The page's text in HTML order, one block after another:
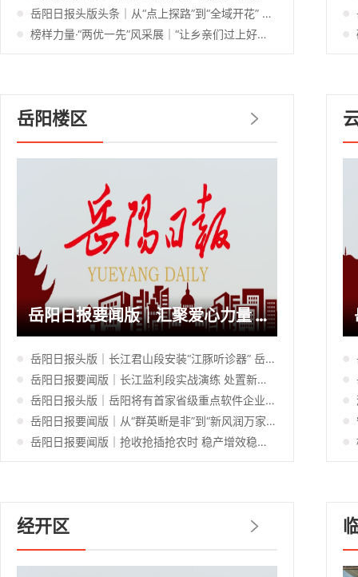
岳阳日报头版头条｜从“点上探路”到“全域开花” 湘阴15个乡镇共同书写“暑托”民生答卷
榜样力量·“两优一先”风采展｜“让乡亲们过上好日子，就是我的初心”——记岳阳市优秀共产党员、湘阴县新泉镇西堤村党总支书记汤治国
岳阳楼区
岳阳日报要闻版｜汇聚爱心力量 护航特殊儿童向阳启航
岳阳日报头版｜长江君山段安装“江豚听诊器” 岳阳航道首启江豚常态化协同保护机制
岳阳日报要闻版｜长江监利段实战演练 处置新能源车自燃险情
岳阳日报头版｜岳阳将有首家省级重点软件企业 礼一科技入选2026年省重点软件企业拟认定名单
岳阳日报要闻版｜从“群英断是非”到“新风润万家”——岳阳楼区学院路社区移风易俗的十年答卷
岳阳日报要闻版｜抢收抢插抢农时 稳产增效稳粮仓——岳阳楼区“双抢”一线的丰收密码
经开区